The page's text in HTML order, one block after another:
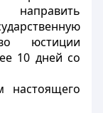
направить
юстиции
10 дней со
настоящего